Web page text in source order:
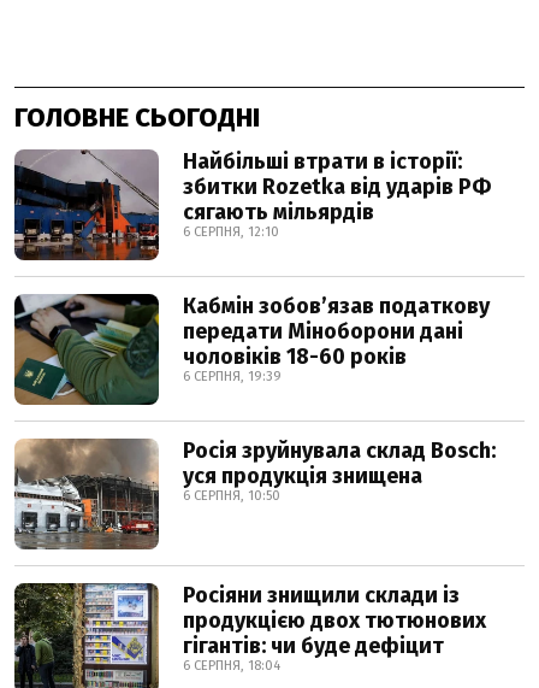
ГОЛОВНЕ СЬОГОДНІ
Найбільші втрати в історії:
збитки Rozetka від ударів РФ
сягають мільярдів
6 СЕРПНЯ, 12:10
Кабмін зобовʼязав податкову
передати Міноборони дані
чоловіків 18-60 років
6 СЕРПНЯ, 19:39
Росія зруйнувала склад Bosch:
уся продукція знищена
6 СЕРПНЯ, 10:50
Росіяни знищили склади із
продукцією двох тютюнових
гігантів: чи буде дефіцит
6 СЕРПНЯ, 18:04